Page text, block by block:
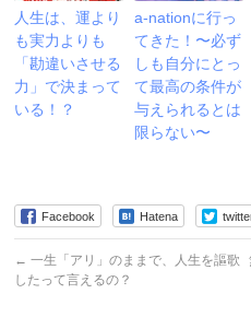
人生は、運より
も実力よりも
「勘違いさせる
力」で決まって
いる！？
a-nationに行っ
てきた！〜必ず
しも自分にとっ
て最高の条件が
与えられるとは
限らない〜
Facebook Hatena
← 一生「アリ」のままで、人生を謳歌
したって言えるの？